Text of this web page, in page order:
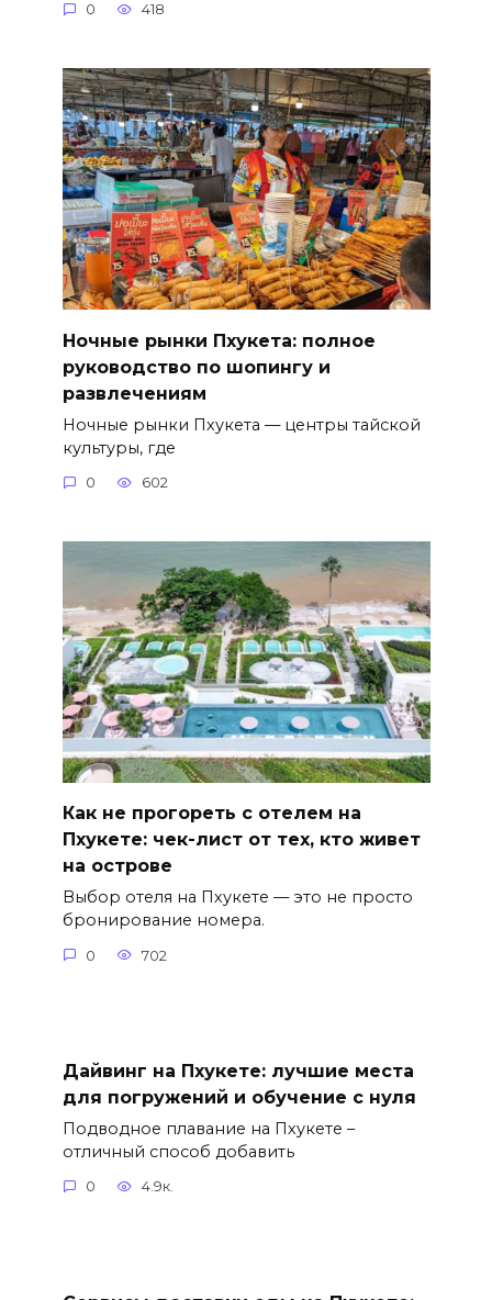
0 418
Ночные рынки Пхукета: полное
руководство по шопингу и
развлечениям
Ночные рынки Пхукета — центры тайской
культуры, где
0 602
Как не прогореть с отелем на
Пхукете: чек-лист от тех, кто живет
на острове
Выбор отеля на Пхукете — это не просто
бронирование номера.
0 702
Дайвинг на Пхукете: лучшие места
для погружений и обучение с нуля
Подводное плавание на Пхукете –
отличный способ добавить
0 4.9к.